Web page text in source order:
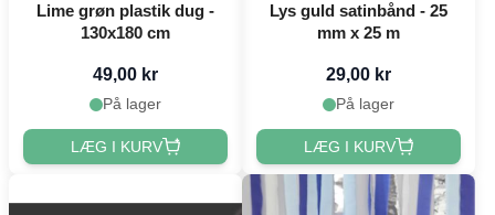
Lime grøn plastik dug -
130x180 cm
49,00 kr
På lager
LÆG I KURV
Lys guld satinbånd - 25
mm x 25 m
29,00 kr
På lager
LÆG I KURV